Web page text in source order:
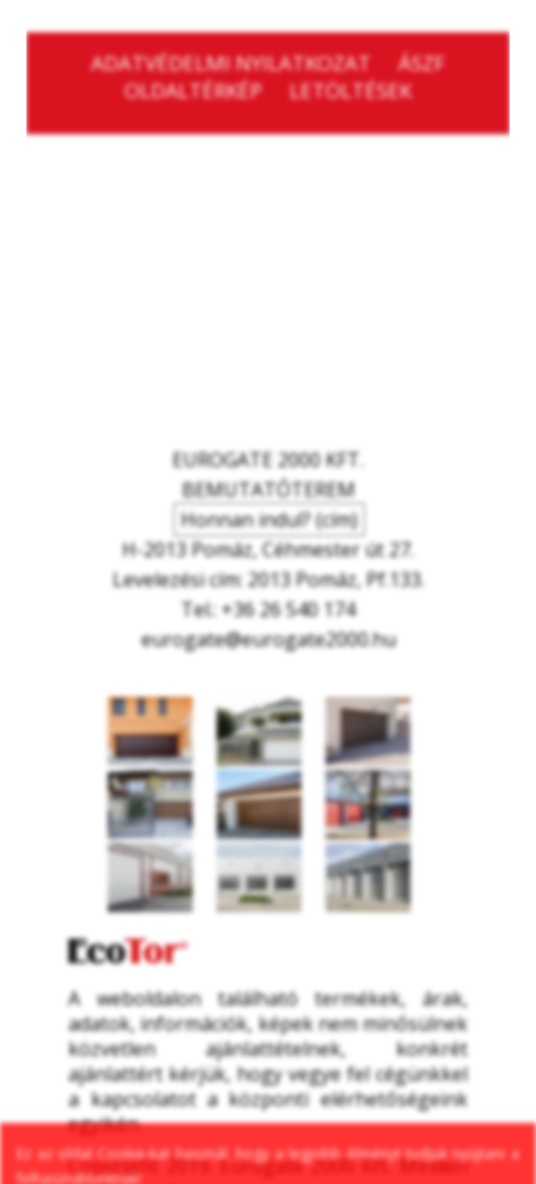
ADATVÉDELMI NYILATKOZAT
ÁSZF
OLDALTÉRKÉP
LETÖLTÉSEK
EUROGATE 2000 KFT.
BEMUTATÓTEREM
Honnan indul? (cím)
H-2013 Pomáz, Céhmester út 27.
Levelezési cím: 2013 Pomáz, Pf.133.
Tel.: +36 26 540 174
eurogate@eurogate2000.hu
A weboldalon található termékek, árak,
adatok, információk, képek nem minősülnek
közvetlen ajánlattételnek, konkrét
ajánlattért kérjük, hogy vegye fel cégünkkel
a kapcsolatot a központi elérhetőségeink
egyikén.
Copyright 2019. Eurogate 2000 Kft. Minden
Ez az oldal Cookie-kat használ, hogy a legjobb élményt tudjuk nyújtani a
felhasználóinknak!